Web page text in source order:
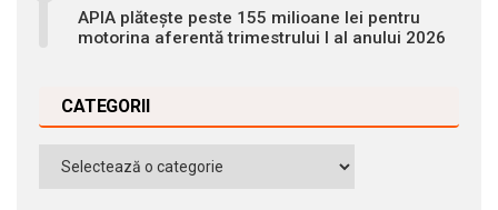
APIA plătește peste 155 milioane lei pentru
motorina aferentă trimestrului I al anului 2026
CATEGORII
Categorii